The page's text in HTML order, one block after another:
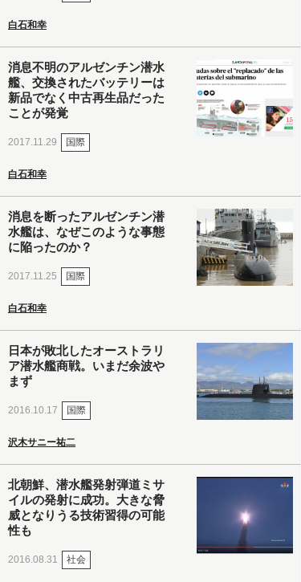
白石和幸
消息不明のアルゼンチン潜水
艦、交換されたバッテリーは
新品でなく中古再生品だった
ことが発覚
2017.11.29 国際
白石和幸
消息を断ったアルゼンチン潜
水艦は、なぜこのような事態
に陥ったのか？
2017.11.25 国際
白石和幸
日本が敗北したオーストラリ
ア潜水艦商戦。いまだ余波や
まず
2016.10.17 国際
沢木サニー祐二
北朝鮮、潜水艦発射弾道ミサ
イルの発射に成功。大きな脅
威となりうる技術習得の可能
性も
2016.08.31 社会